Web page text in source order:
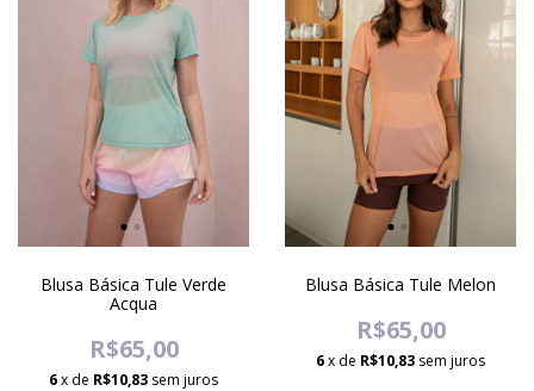
Blusa Básica Tule Verde
Acqua
R$65,00
6x de R$10,83 sem juros
Blusa Básica Tule Melon
R$65,00
6x de R$10,83 sem juros